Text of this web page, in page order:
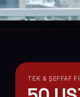
TEK & ŞEFFAF